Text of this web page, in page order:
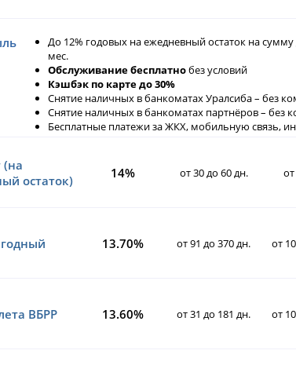
До 12% годовых на ежедневный остаток на
мес.
Обслуживание бесплатнобез условий
Кэшбэк по карте до 30%
Снятие наличных в банкоматах Уралсиба – без
Снятие наличных в банкоматах партнёров – без
Бесплатные платежи за ЖКХ, мобильную связь,
(на
остаток)
14% от 30 до 60 дн.
13.70% от 91 до 370 дн. от
ВБРР 13.60% от 31 до 181 дн. от